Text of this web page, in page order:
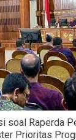
Bhuana
2025
soal Raperda
Prioritas